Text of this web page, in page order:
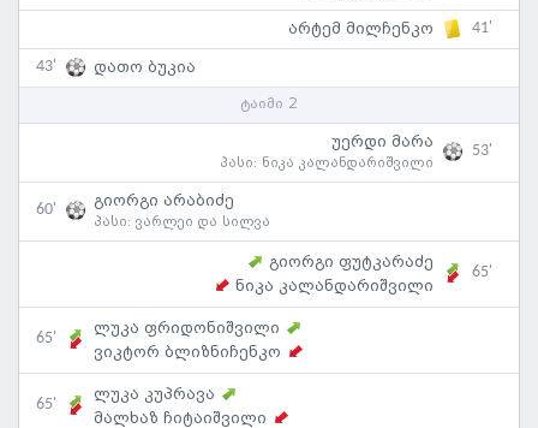
არტემ მილჩენკო 41'
43' დათო ბუკია
ტაიმი 2
უერდი მარა
პასი: ნიკა კალანდარიშვილი
53'
60' გიორგი არაბიძე
პასი: ვარლეი და სილვა
გიორგი ფუტკარაძე
ნიკა კალანდარიშვილი
65'
65'
ლუკა ფრიდონიშვილი
ვიკტორ ბლიზნიჩენკო
65'
ლუკა კუპრავა
მალხაზ ჩიტაიშვილი